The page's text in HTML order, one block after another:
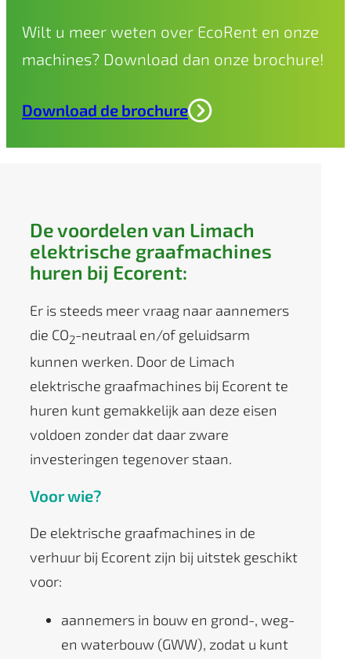
Wilt u meer weten over EcoRent en onze
machines? Download dan onze brochure!
Download de brochure
De voordelen van Limach
elektrische graafmachines
huren bij Ecorent:
Er is steeds meer vraag naar aannemers
die CO2-neutraal en/of geluidsarm
kunnen werken. Door de Limach
elektrische graafmachines bij Ecorent te
huren kunt gemakkelijk aan deze eisen
voldoen zonder dat daar zware
investeringen tegenover staan.
Voor wie?
De elektrische graafmachines in de
verhuur bij Ecorent zijn bij uitstek geschikt
voor:
aannemers in bouw en grond-, weg-
en waterbouw (GWW), zodat u kunt